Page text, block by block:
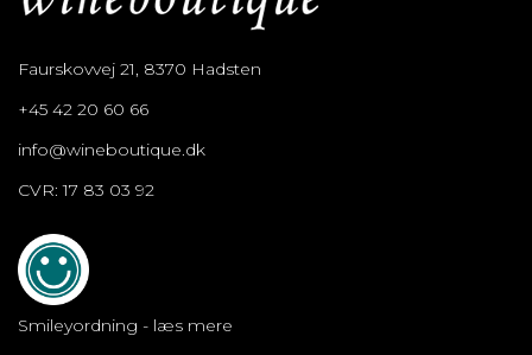
Faurskovvej 21, 8370 Hadsten
+45 42 20 60 66
info@wineboutique.dk
CVR: 17 83 03 92
Smileyordning - læs mere